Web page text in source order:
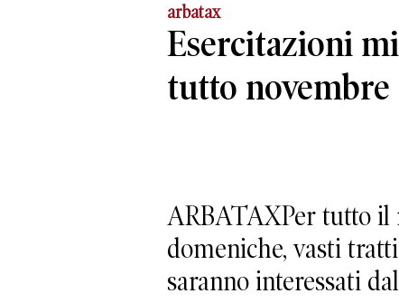
arbatax
Esercitazioni
tutto novembre
ARBATAXPer tutto il
domeniche, vasti
saranno interessati